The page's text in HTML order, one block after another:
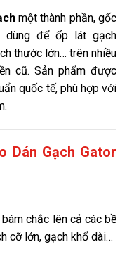
một thành phần, gốc
dùng để ốp lát gạch
thước lớn… trên nhiều
cũ. Sản phẩm được
quốc tế, phù hợp với
Dán Gạch Gator
chắc lên cả các bề
cỡ lớn, gạch khổ dài…